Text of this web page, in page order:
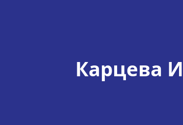
Карцева